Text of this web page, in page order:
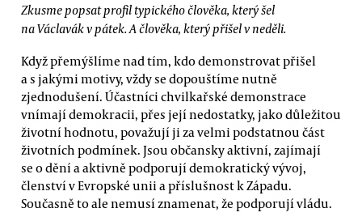
Zkusme popsat profil typického člověka, který šel
na Václavák v pátek. A člověka, který přišel v neděli.
Když přemýšlíme nad tím, kdo demonstrovat přišel
a s jakými motivy, vždy se dopouštíme nutně
zjednodušení. Účastníci chvilkařské demonstrace
vnímají demokracii, přes její nedostatky, jako důležitou
životní hodnotu, považují ji za velmi podstatnou část
životních podmínek. Jsou občansky aktivní, zajímají
se o dění a aktivně podporují demokratický vývoj,
členství v Evropské unii a příslušnost k Západu.
Současně to ale nemusí znamenat, že podporují vládu.